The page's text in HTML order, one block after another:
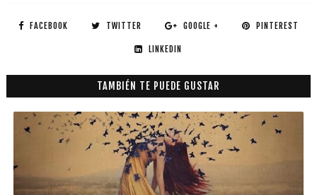
FACEBOOK TWITTER GOOGLE + PINTEREST
LINKEDIN
TAMBIÉN TE PUEDE GUSTAR